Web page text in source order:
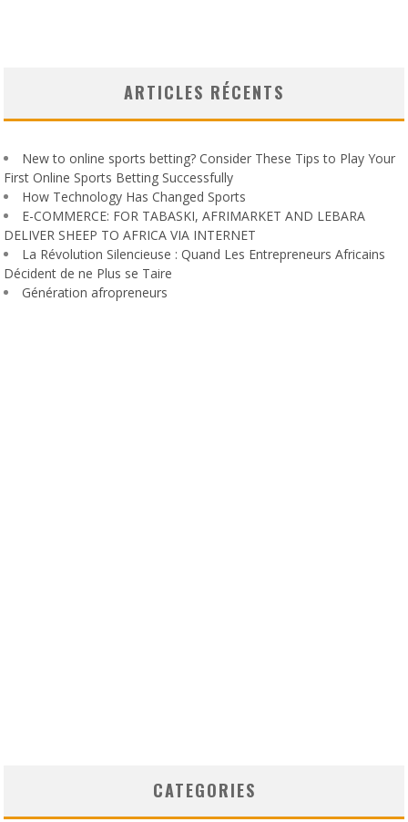
ARTICLES RÉCENTS
New to online sports betting? Consider These Tips to Play Your
First Online Sports Betting Successfully
How Technology Has Changed Sports
E-COMMERCE: FOR TABASKI, AFRIMARKET AND LEBARA
DELIVER SHEEP TO AFRICA VIA INTERNET
La Révolution Silencieuse : Quand Les Entrepreneurs Africains
Décident de ne Plus se Taire
Génération afropreneurs
CATEGORIES